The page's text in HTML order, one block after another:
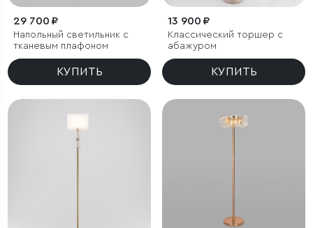
29 700 ₽
Напольный светильник с
тканевым плафоном
КУПИТЬ
13 900 ₽
Классический торшер с
абажуром
КУПИТЬ